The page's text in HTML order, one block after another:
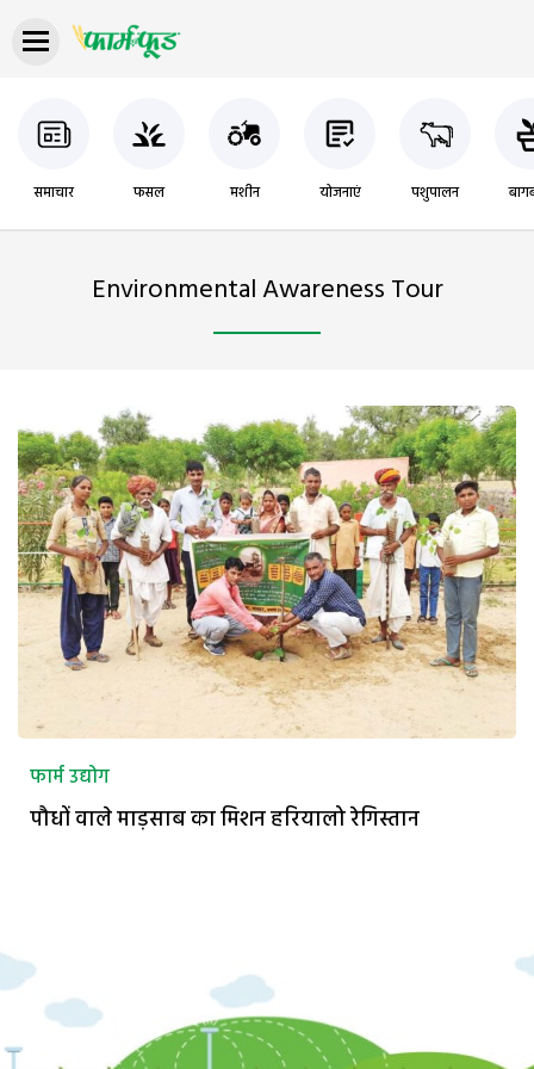
समाचार फसल मशीन योजनाएं पशुपालन
Environmental Awareness Tour
फार्म उद्योग
पौधों वाले माड़साब का मिशन हरियालो रेगिस्तान